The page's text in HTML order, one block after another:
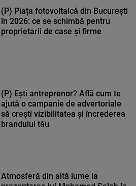
(P) Piața fotovoltaică din București
în 2026: ce se schimbă pentru
proprietarii de case și firme
(P) Ești antreprenor? Află cum te
ajută o campanie de advertoriale
să crești vizibilitatea și încrederea
brandului tău
Atmosferă din altă lume la